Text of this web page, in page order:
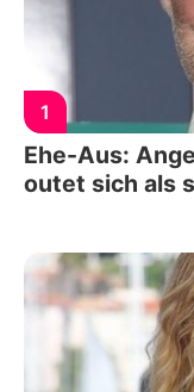
1
Ehe-Aus:
outet sich als